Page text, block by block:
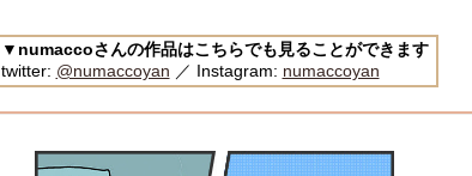
▼numaccoさんの作品はこちらでも見ることができます
twitter: @numaccoyan ／ Instagram: numaccoyan